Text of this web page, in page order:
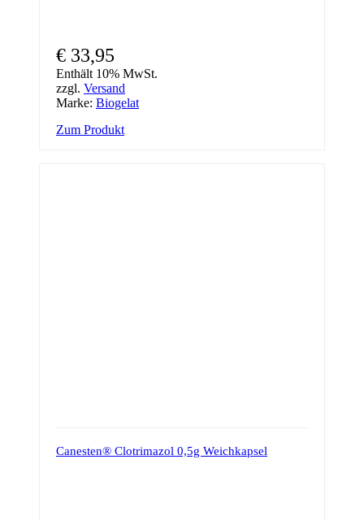
€ 33,95
Enthält 10% MwSt.
zzgl. Versand
Marke: Biogelat
Zum Produkt
Canesten® Clotrimazol 0,5g Weichkapsel